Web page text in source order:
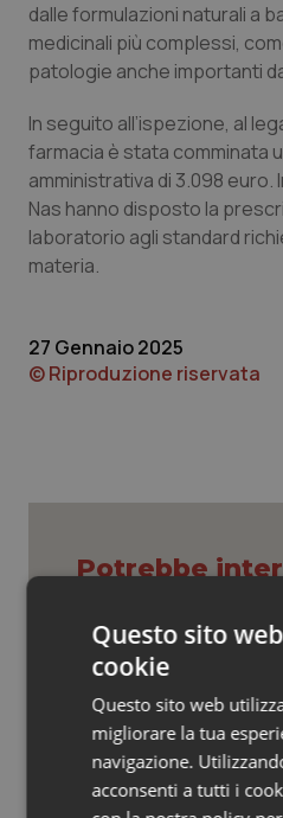
Sardegna
Toscana
Umbria
Veneto
Malattia di Crohn &
Obesità
Oftalmologia
Oncoematologia
Quotidiano Oncologia
Quotidiano Pediatria
Rene & patologie
dalle formulazioni naturali a
medicinali più complessi,
patologie anche importanti
In seguito all’ispezione, al
farmacia è stata comminata
amministrativa di 3.098 euro.
Nas hanno disposto la
laboratorio agli standard
materia.
27 Gennaio 2025
© Riproduzione riservata
Potrebbe
Caldo, mini
domenica 9
rosso
Caldo,
Questo sito
cookie
Questo sito web
migliorare la tua
navigazione.
acconsenti a tutti i